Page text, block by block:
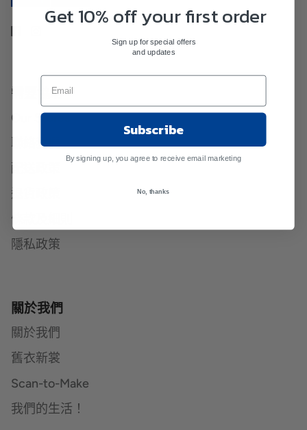
需要協助
Our Stores
聯絡我們
配送政策
退貨政策
條款及細則
隱私政策
關於我們
關於我們
舊衣新裳
Scan-to-Make
我們的生活！
Get 10% off your first order
Sign up for special offers
and updates
Subscribe
By signing up, you agree to receive email marketing
No, thanks